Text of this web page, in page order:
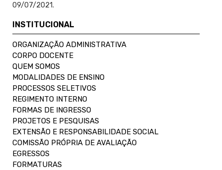
09/07/2021.
INSTITUCIONAL
ORGANIZAÇÃO ADMINISTRATIVA
CORPO DOCENTE
QUEM SOMOS
MODALIDADES DE ENSINO
PROCESSOS SELETIVOS
REGIMENTO INTERNO
FORMAS DE INGRESSO
PROJETOS E PESQUISAS
EXTENSÃO E RESPONSABILIDADE SOCIAL
COMISSÃO PRÓPRIA DE AVALIAÇÃO
EGRESSOS
FORMATURAS